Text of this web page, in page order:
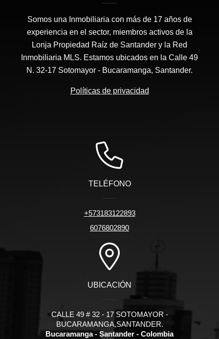
Somos una Inmobiliaria con más de 17 años de
experiencia en el sector, miembros activos de la
Lonja Propiedad Raíz de Santander y la Red
Inmobiliaria MLS. Estamos ubicados en la Calle 49
N. 32-17 Sotomayor - Bucaramanga, Santander.
Políticas de privacidad
TELÉFONO
+573183122893
6076802890
UBICACIÓN
CALLE 49 # 32 - 17 SOTOMAYOR -
BUCARAMANGA,SANTANDER.
Bucaramanga - Santander - Colombia